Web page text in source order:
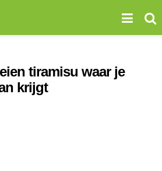
tiramisu waar je
krijgt